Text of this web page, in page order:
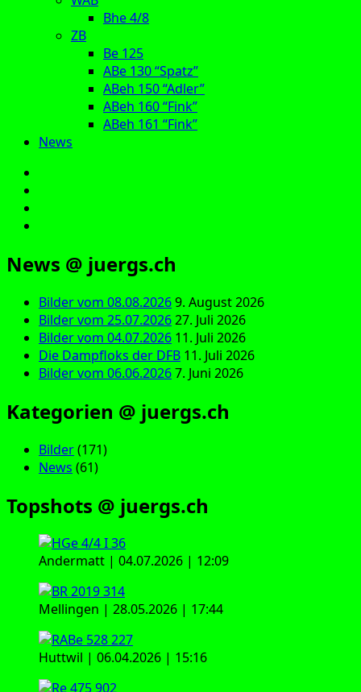
Bhe 4/8
ZB
Be 125
ABe 130 “Spatz”
ABeh 150 “Adler”
ABeh 160 “Fink”
ABeh 161 “Fink”
News
News @ juergs.ch
Bilder vom 08.08.20269. August 2026
Bilder vom 25.07.202627. Juli 2026
Bilder vom 04.07.2026 11. Juli 2026
Die Dampfloks der DFB 11. Juli 2026
Bilder vom 06.06.20267. Juni 2026
Kategorien @ juergs.ch
Bilder(171)
News (61)
Topshots @ juergs.ch
Andermatt | 04.07.2026 | 12:09
Mellingen | 28.05.2026 | 17:44
Huttwil | 06.04.2026 | 15:16